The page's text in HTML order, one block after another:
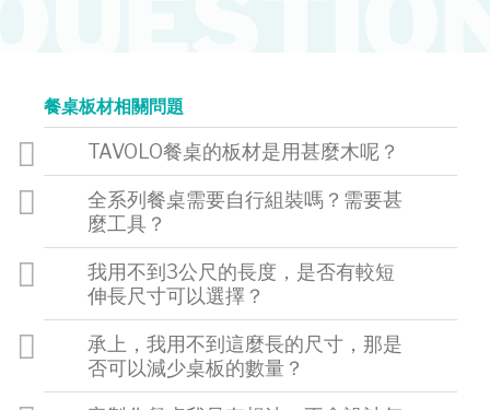
餐桌板材相關問題
TAVOLO餐桌的板材是用甚麼木呢？
全系列餐桌需要自行組裝嗎？需要甚
麼工具？
我用不到3公尺的長度，是否有較短
伸長尺寸可以選擇？
承上，我用不到這麼長的尺寸，那是
否可以減少桌板的數量？